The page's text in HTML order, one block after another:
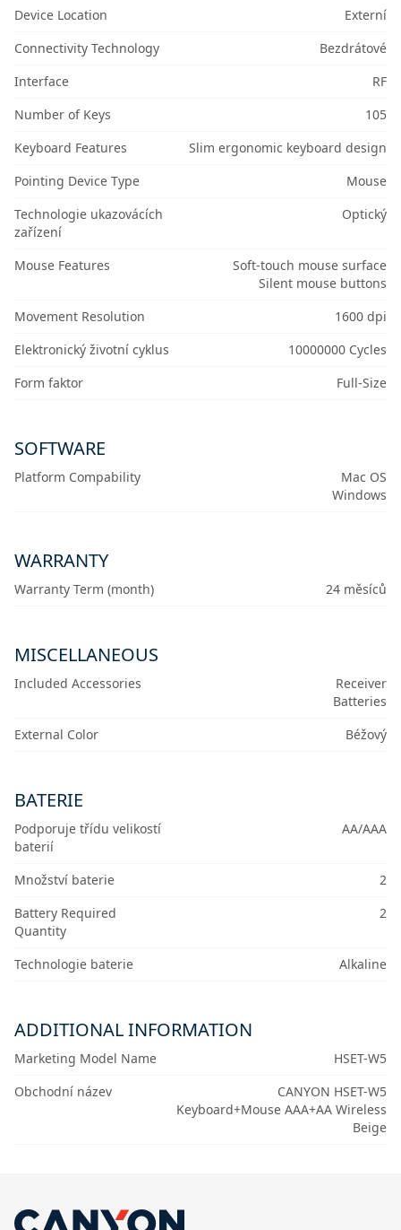
Device Location
Externí
Connectivity Technology
Bezdrátové
Interface
RF
Number of Keys
105
Keyboard Features
Slim ergonomic keyboard design
Pointing Device Type
Mouse
Technologie ukazovácích
zařízení
Optický
Mouse Features
Soft-touch mouse surface
Silent mouse buttons
Movement Resolution
1600 dpi
Elektronický životní cyklus
10000000 Cycles
Form faktor
Full-Size
SOFTWARE
Platform Compability
Mac OS
Windows
WARRANTY
Warranty Term (month) 24 měsíců
MISCELLANEOUS
Included Accessories
Receiver
Batteries
External Color
Béžový
BATERIE
Podporuje třídu velikostí
baterií
AA/AAA
Množství baterie
2
Battery Required
Quantity
2
Technologie baterie Alkaline
ADDITIONAL INFORMATION
Marketing Model Name
HSET-W5
Obchodní název
CANYON HSET-W5
Keyboard+Mouse AAA+AA Wireless
Beige